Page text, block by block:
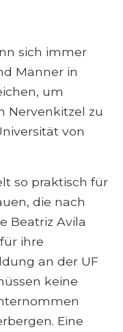
sich immer
Männer in
um
Nervenkitzel zu
von
so praktisch für
die nach
Beatriz Avila
ihre
an der UF
keine
Eine